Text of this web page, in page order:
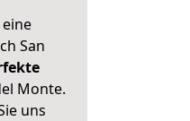
San
Monte.
uns